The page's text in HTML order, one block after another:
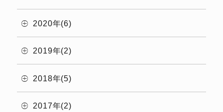
2020年(6)
2019年(2)
2018年(5)
2017年(2)